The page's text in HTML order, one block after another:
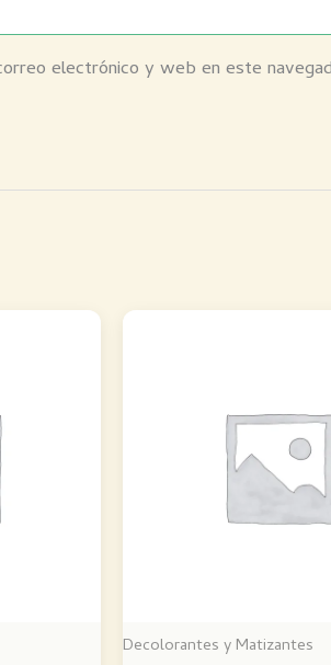
electrónico y web en este
Decolorantes y Matizantes